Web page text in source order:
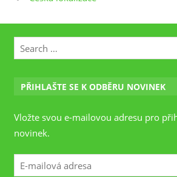
PŘIHLAŠTE SE K ODBĚRU NOVINEK
Vložte svou e-mailovou adresu pro
novinek.
E-